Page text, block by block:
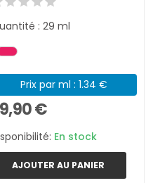
: 29 ml
Prix par ml : 1.34 €
€
En stock
AJOUTER AU PANIER